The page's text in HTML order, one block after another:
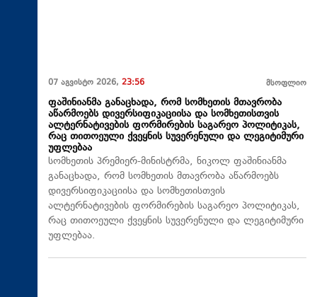
07 აგვისტო 2026, 23:56 მსოფლიო
ფაშინიანმა განაცხადა, რომ სომხეთის მთავრობა
აწარმოებს დივერსიფიკაციისა და სომხეთისთვის
ალტერნატივების ფორმირების საგარეო პოლიტიკას,
რაც თითოეული ქვეყნის სუვერენული და ლეგიტიმური
უფლებაა
სომხეთის პრემიერ-მინისტრმა, ნიკოლ ფაშინიანმა
განაცხადა, რომ სომხეთის მთავრობა აწარმოებს
დივერსიფიკაციისა და სომხეთისთვის
ალტერნატივების ფორმირების საგარეო პოლიტიკას,
რაც თითოეული ქვეყნის სუვერენული და ლეგიტიმური
უფლებაა.